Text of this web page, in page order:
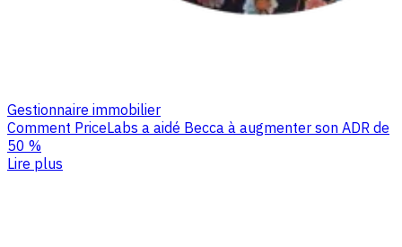
Gestionnaire immobilier
Comment PriceLabs a aidé Becca à augmenter son ADR de
50 %
Lire plus